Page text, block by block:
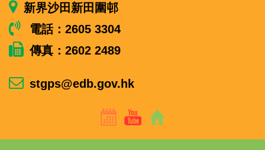
新界沙田新田圍邨
電話：2605 3304
傳真：2602 2489
stgps@edb.gov.hk